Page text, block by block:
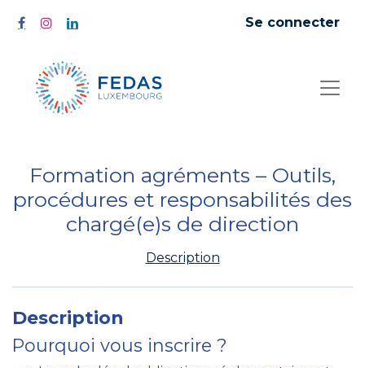
Se connecter
Formation agréments – Outils,
procédures et responsabilités des
chargé(e)s de direction
Description
Description
Pourquoi vous inscrire ?